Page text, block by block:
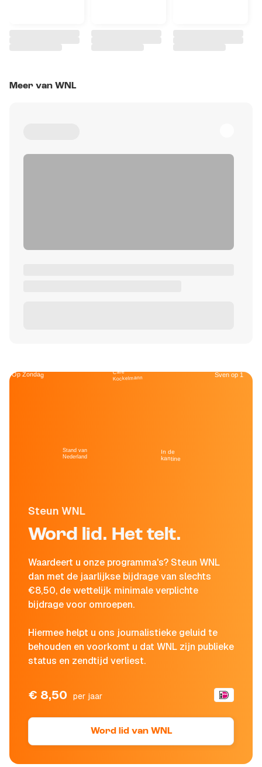
Meer van WNL
Steun WNL
Word lid. Het telt.
Waardeert u onze programma's? Steun WNL
dan met de jaarlijkse bijdrage van slechts
€8,50, de wettelijk minimale verplichte
bijdrage voor omroepen.
Hiermee helpt u ons journalistieke geluid te
behouden en voorkomt u dat WNL zijn publieke
status en zendtijd verliest.
€ 8,50 per jaar
Word lid van WNL
Op Zondag
Stand van
Nederland
Café
Kockelmann
In de
kantine
Sven op 1